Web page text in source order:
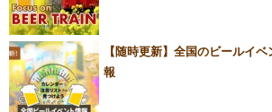
【随時更新】全国のビールイ
報